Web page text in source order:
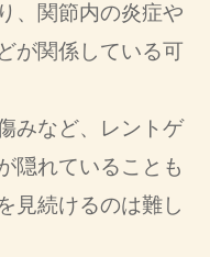
、関節内の炎症や
が関係している可
みなど、レントゲ
隠れていることも
見続けるのは難し